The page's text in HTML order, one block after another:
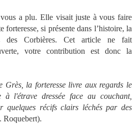
vous a plu. Elle visait juste à vous faire
forteresse, si présente dans l’histoire, la
des Corbières. Cet article ne fait
votre contribution est donc la
Grès, la forteresse livre aux regards le
l'étrave dressée face au couchant,
quelques récifs clairs léchés par des
Roquebert).